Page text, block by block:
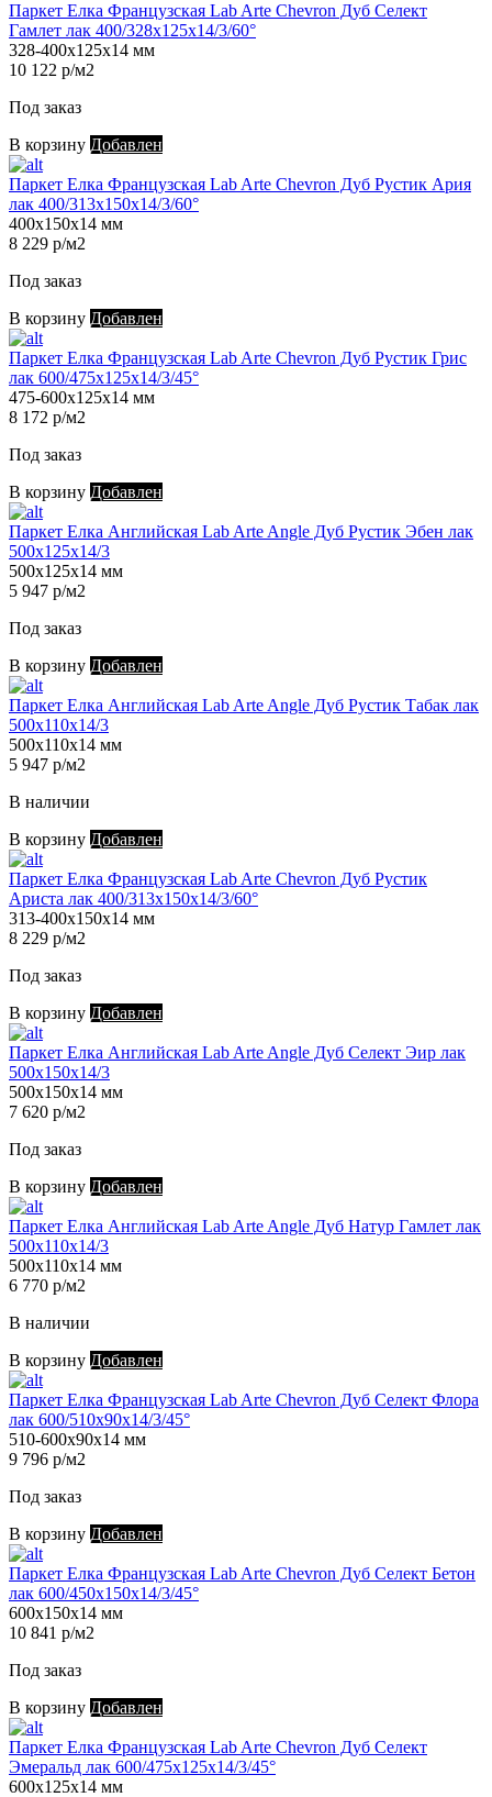
Паркет Елка Французская Lab Arte Chevron Дуб Селект
Гамлет лак 400/328х125х14/3/60°
328-400х125х14 мм
10 122 р/м2
Под заказ
В корзину Добавлен
Паркет Елка Французская Lab Arte Chevron Дуб Рустик Ария
лак 400/313х150х14/3/60°
400х150х14 мм
8 229 р/м2
Под заказ
В корзину Добавлен
Паркет Елка Французская Lab Arte Chevron Дуб Рустик Грис
лак 600/475х125х14/3/45°
475-600х125х14 мм
8 172 р/м2
Под заказ
В корзину Добавлен
Паркет Елка Английская Lab Arte Angle Дуб Рустик Эбен лак
500х125х14/3
500х125х14 мм
5 947 р/м2
Под заказ
В корзину Добавлен
Паркет Елка Английская Lab Arte Angle Дуб Рустик Табак лак
500х110х14/3
500х110х14 мм
5 947 р/м2
В наличии
В корзину Добавлен
Паркет Елка Французская Lab Arte Chevron Дуб Рустик
Ариста лак 400/313х150х14/3/60°
313-400х150х14 мм
8 229 р/м2
Под заказ
В корзину Добавлен
Паркет Елка Английская Lab Arte Angle Дуб Селект Эир лак
500х150х14/3
500х150х14 мм
7 620 р/м2
Под заказ
В корзину Добавлен
Паркет Елка Английская Lab Arte Angle Дуб Натур Гамлет лак
500х110х14/3
500х110х14 мм
6 770 р/м2
В наличии
В корзину Добавлен
Паркет Елка Французская Lab Arte Chevron Дуб Селект Флора
лак 600/510х90х14/3/45°
510-600х90х14 мм
9 796 р/м2
Под заказ
В корзину Добавлен
Паркет Елка Французская Lab Arte Chevron Дуб Селект Бетон
лак 600/450х150х14/3/45°
600х150х14 мм
10 841 р/м2
Под заказ
В корзину Добавлен
Паркет Елка Французская Lab Arte Chevron Дуб Селект
Эмеральд лак 600/475х125х14/3/45°
600х125х14 мм